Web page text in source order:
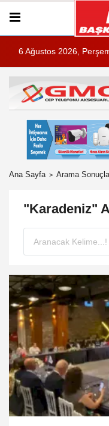
6 Ağustos 2026,
Ana Sayfa Arama
"Karadeniz"